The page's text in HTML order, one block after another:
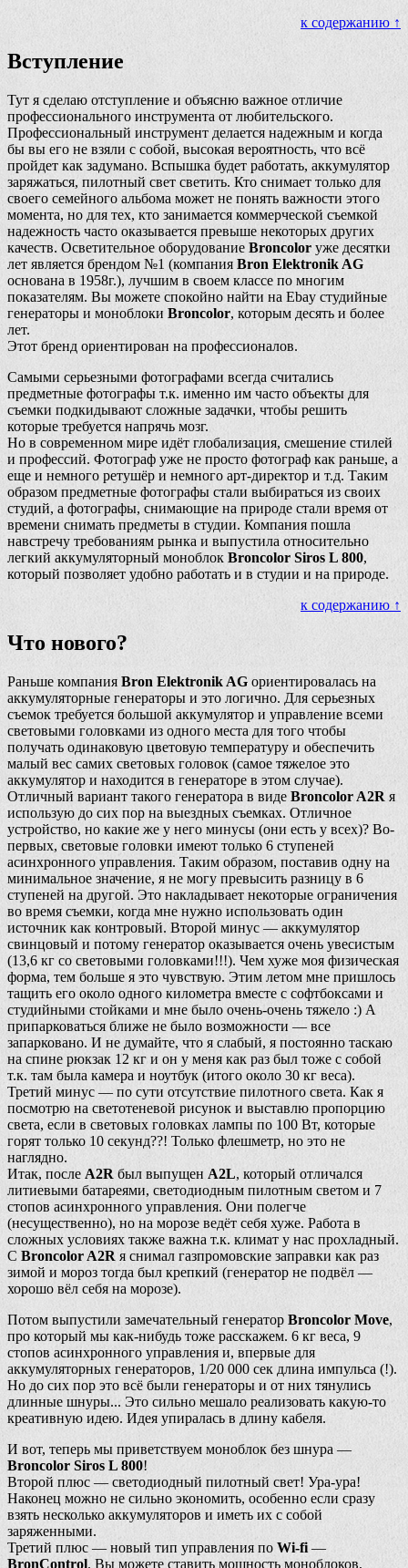
к содержанию ↑
Вступление
Тут я сделаю отступление и объясню важное отличие
профессионального инструмента от любительского.
Профессиональный инструмент делается надежным и когда
бы вы его не взяли с собой, высокая вероятность, что всё
пройдет как задумано. Вспышка будет работать, аккумулятор
заряжаться, пилотный свет светить. Кто снимает только для
своего семейного альбома может не понять важности этого
момента, но для тех, кто занимается коммерческой съемкой
надежность часто оказывается превыше некоторых других
качеств. Осветительное оборудование Broncolor уже десятки
лет является брендом №1 (компания Bron Elektronik AG
основана в 1958г.), лучшим в своем классе по многим
показателям. Вы можете спокойно найти на Ebay студийные
генераторы и моноблоки Broncolor, которым десять и более
лет.
Этот бренд ориентирован на профессионалов.
Самыми серьезными фотографами всегда считались
предметные фотографы т.к. именно им часто объекты для
съемки подкидывают сложные задачки, чтобы решить
которые требуется напрячь мозг.
Но в современном мире идёт глобализация, смешение стилей
и профессий. Фотограф уже не просто фотограф как раньше, а
еще и немного ретушёр и немного арт-директор и т.д. Таким
образом предметные фотографы стали выбираться из своих
студий, а фотографы, снимающие на природе стали время от
времени снимать предметы в студии. Компания пошла
навстречу требованиям рынка и выпустила относительно
легкий аккумуляторный моноблок Broncolor Siros L 800,
который позволяет удобно работать и в студии и на природе.
к содержанию ↑
Что нового?
Раньше компания Bron Elektronik AG ориентировалась на
аккумуляторные генераторы и это логично. Для серьезных
съемок требуется большой аккумулятор и управление всеми
световыми головками из одного места для того чтобы
получать одинаковую цветовую температуру и обеспечить
малый вес самих световых головок (самое тяжелое это
аккумулятор и находится в генераторе в этом случае).
Отличный вариант такого генератора в виде Broncolor A2R я
использую до сих пор на выездных съемках. Отличное
устройство, но какие же у него минусы (они есть у всех)? Во-
первых, световые головки имеют только 6 ступеней
асинхронного управления. Таким образом, поставив одну на
минимальное значение, я не могу превысить разницу в 6
ступеней на другой. Это накладывает некоторые ограничения
во время съемки, когда мне нужно использовать один
источник как контровый. Второй минус — аккумулятор
свинцовый и потому генератор оказывается очень увесистым
(13,6 кг со световыми головками!!!). Чем хуже моя физическая
форма, тем больше я это чувствую. Этим летом мне пришлось
тащить его около одного километра вместе с софтбоксами и
студийными стойками и мне было очень-очень тяжело :) А
припарковаться ближе не было возможности — все
запарковано. И не думайте, что я слабый, я постоянно таскаю
на спине рюкзак 12 кг и он у меня как раз был тоже с собой
т.к. там была камера и ноутбук (итого около 30 кг веса).
Третий минус — по сути отсутствие пилотного света. Как я
посмотрю на светотеневой рисунок и выставлю пропорцию
света, если в световых головках лампы по 100 Вт, которые
горят только 10 секунд??! Только флешметр, но это не
наглядно.
Итак, после A2R был выпущен A2L, который отличался
литиевыми батареями, светодиодным пилотным светом и 7
стопов асинхронного управления. Они полегче
(несущественно), но на морозе ведёт себя хуже. Работа в
сложных условиях также важна т.к. климат у нас прохладный.
С Broncolor A2R я снимал газпромовские заправки как раз
зимой и мороз тогда был крепкий (генератор не подвёл —
хорошо вёл себя на морозе).
Потом выпустили замечательный генератор Broncolor Move,
про который мы как-нибудь тоже расскажем. 6 кг веса, 9
стопов асинхронного управления и, впервые для
аккумуляторных генераторов, 1/20 000 сек длина импульса (!).
Но до сих пор это всё были генераторы и от них тянулись
длинные шнуры... Это сильно мешало реализовать какую-то
креативную идею. Идея упиралась в длину кабеля.
И вот, теперь мы приветствуем моноблок без шнура —
Broncolor Siros L 800!
Второй плюс — светодиодный пилотный свет! Ура-ура!
Наконец можно не сильно экономить, особенно если сразу
взять несколько аккумуляторов и иметь их с собой
заряженными.
Третий плюс — новый тип управления по Wi-fi —
BronControl. Вы можете ставить мощность моноблоков,